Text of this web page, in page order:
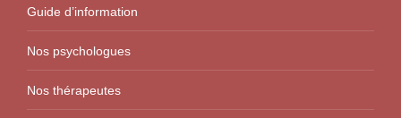
Guide d’information
Nos psychologues
Nos thérapeutes